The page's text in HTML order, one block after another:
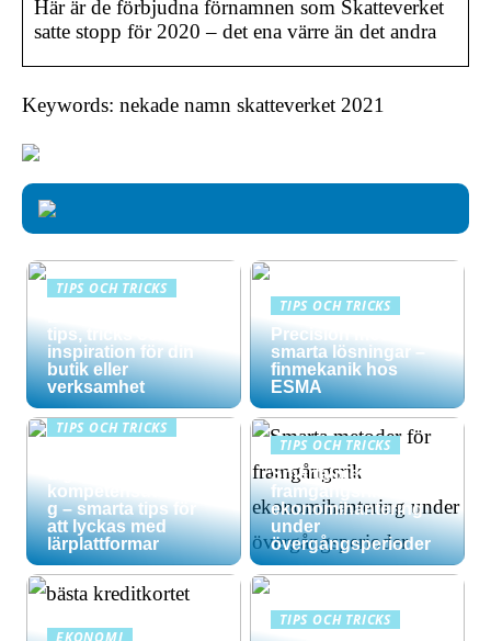
Här är de förbjudna förnamnen som Skatteverket
satte stopp för 2020 – det ena värre än det andra
Keywords: nekade namn skatteverket 2021
TIPS OCH TRICKS
tips, tricks och
inspiration för din
butik eller
verksamhet
TIPS OCH TRICKS
Precision möter
smarta lösningar –
finmekanik hos
ESMA
TIPS OCH TRICKS
kompetensutvecklin
g – smarta tips för
att lyckas med
lärplattformar
TIPS OCH TRICKS
Smarta metoder för
framgångsrik
ekonomihantering
under
övergångsperioder
EKONOMI
TIPS OCH TRICKS